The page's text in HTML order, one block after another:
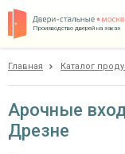
Производство дверей на заказ
Доставка
Главная Каталог
Арочные
Дрезне